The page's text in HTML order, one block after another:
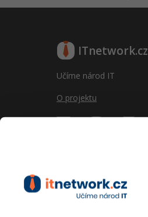
ITnetwork.cz
Učíme národ IT
O projektu